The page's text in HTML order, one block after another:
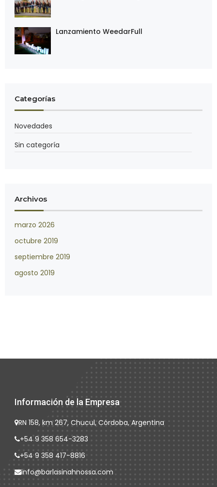
Lanzamiento WeedarFull
Categorías
Novedades
Sin categoría
Archivos
marzo 2026
octubre 2019
septiembre 2019
agosto 2019
Información de la Empresa
RN 158, km 267, Chucul, Córdoba, Argentina
+54 9 358 654-3283
+54 9 358 417-8816
info@barlasinahnossa.com